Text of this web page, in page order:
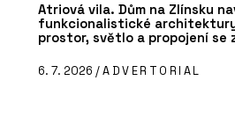
Atriová vila. Dům na Zlínsku
funkcionalistické
prostor, světlo a propojení se
6. 7. 2026 /ADVERTORIAL